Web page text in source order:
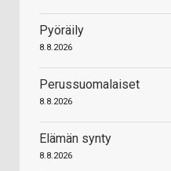
Pyöräily
8.8.2026
Perussuomalaiset
8.8.2026
Elämän synty
8.8.2026